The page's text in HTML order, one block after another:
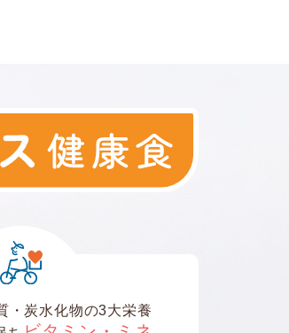
・炭水化物の3大栄養